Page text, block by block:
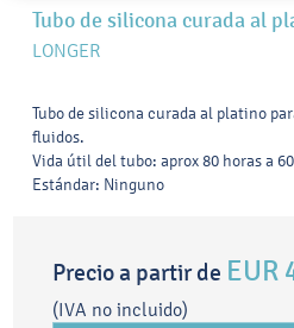
Tubo de silicona curada al
LONGER
Tubo de silicona curada al platino
fluidos.
Vida útil del tubo: aprox 80 horas a
Estándar: Ninguno
Precio a partir de EUR
(IVA no incluido)